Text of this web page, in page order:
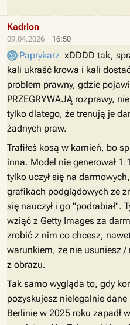
09.04.2026 16:50
Kadrion
Paprykarz xDDDD tak,
kali ukraść krowa i kali
problem prawny, gdzie
PRZEGRYWAJĄ rozprawy,
tylko dlatego, że trenują je
żadnych praw.
Trafiłeś kosą w kamień, bo
inna. Model nie generował
tylko uczył się na
grafikach podglądowych ze
się nauczył i go "podrabiał".
wziąć z Getty Images za
zrobić z nim co chcesz,
warunkiem, że nie usuniesz
z obrazu.
Tak samo wygląda to, gdy
pozyskujesz nielegalnie
Berlinie w 2025 roku zapadł